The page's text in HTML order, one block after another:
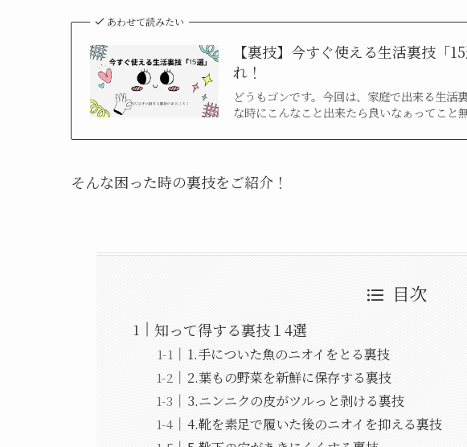
あわせて読みたい
【裏技】今すぐ使える生活裏技「
れ！
どうもゴンです。今回は、家庭で出来る生活
な時にこんなこと出来たら良いなぁってこ
そんな困った時の裏技をご紹介！
目次
知って得する裏技１4選
1.手についた魚のニオイをとる裏技
2.葉もの野菜を新鮮に保存する裏技
3.ニンニクの皮がツルっと剥ける裏技
4.靴を素足で履いた後のニオイを抑える裏技